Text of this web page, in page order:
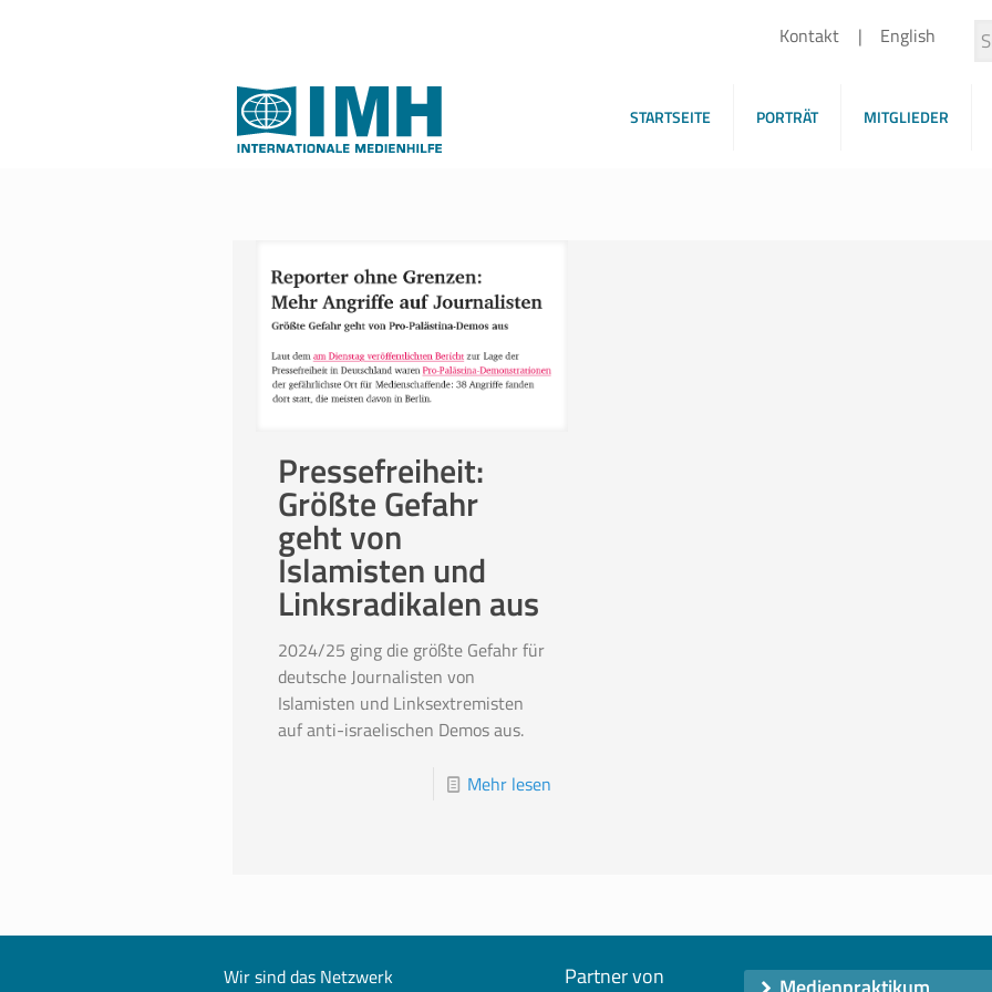
Kontakt English
STARTSEITE PORTRÄT MITGLIEDER
Pressefreiheit:
Größte Gefahr
geht von
Islamisten und
Linksradikalen aus
2024/25 ging die größte Gefahr für
deutsche Journalisten von
Islamisten und Linksextremisten
auf anti-israelischen Demos aus.
Mehr lesen
Wir sind das Netzwerk
Partner von